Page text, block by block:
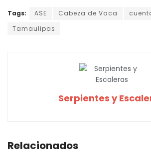
Tags: ASE Cabeza de Vaca
Tamaulipas
Serpientes y
Relacionados